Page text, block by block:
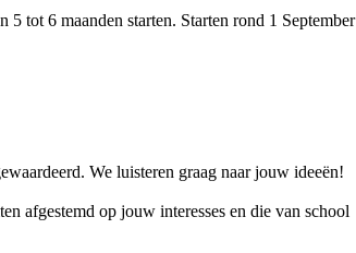
tot 6 maanden starten. Starten rond 1
We luisteren graag naar jouw ideeën!
afgestemd op jouw interesses en die van school